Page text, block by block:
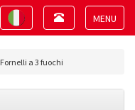
Toggle
Toggle
navigation
Toggle
navigation
Fornelli a 3 fuochi